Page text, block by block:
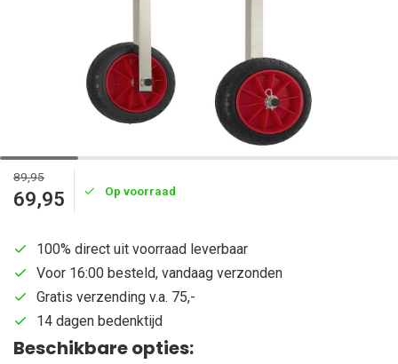
89,95
69,95 Op voorraad
100% direct uit voorraad leverbaar
Voor 16:00 besteld, vandaag verzonden
Gratis verzending v.a. 75,-
14 dagen bedenktijd
Beschikbare opties: